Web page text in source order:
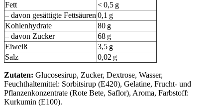
Fett
< 0,5 g
– davon gesättigte Fettsäuren 0,1 g
Kohlenhydrate
80 g
– davon Zucker
68 g
Eiweiß
3,5 g
Salz
0,02 g
Zutaten: Glucosesirup, Zucker, Dextrose, Wasser,
Feuchthaltemittel: Sorbitsirup (E420), Gelatine, Frucht- und
Pflanzenkonzentrate (Rote Bete, Saflor), Aroma, Farbstoff:
Kurkumin (E100).